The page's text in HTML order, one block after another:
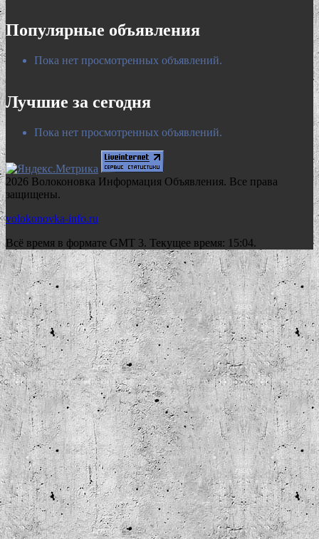
Популярные объявления
Пока нет просмотренных объявлений.
Лучшие за сегодня
Пока нет просмотренных объявлений.
2026 Волоконовка Информация Объявления. Все права
защищены.
volokonovka-info.ru
Всё время в формате GMT 3. Текущее время: 15:04.